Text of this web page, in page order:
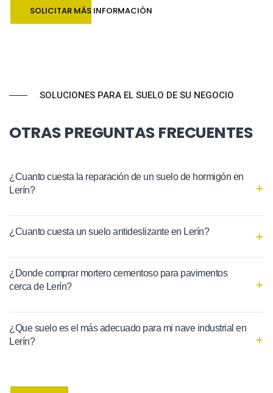
SOLICITAR MÁS INFORMACIÓN
SOLUCIONES PARA EL SUELO DE SU NEGOCIO
OTRAS PREGUNTAS FRECUENTES
¿Cuanto cuesta la reparación de un suelo de hormigón en
Lerín?
¿Cuanto cuesta un suelo antideslizante en Lerín?
¿Donde comprar mortero cementoso para pavimentos
cerca de Lerín?
¿Que suelo es el más adecuado para mi nave industrial en
Lerín?